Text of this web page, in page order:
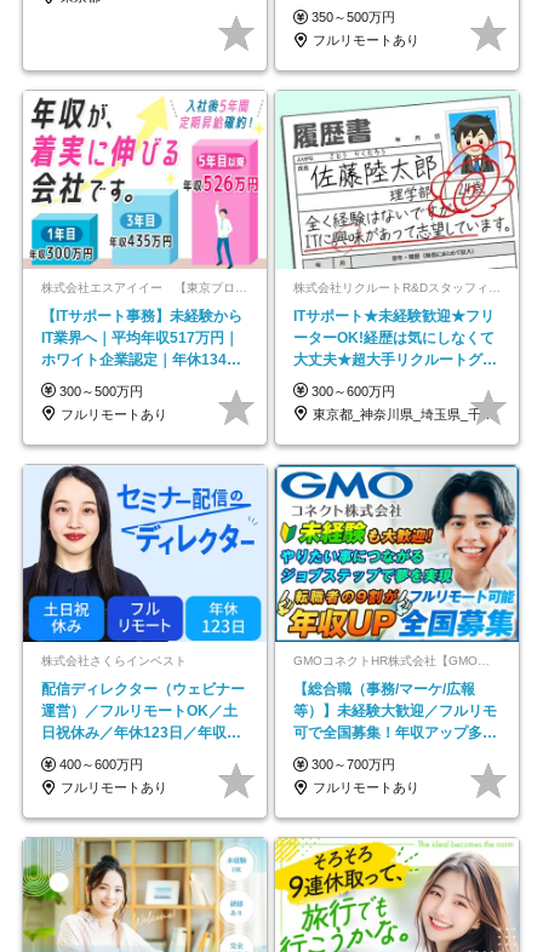
以上
350～500万円
フルリモートあり
【ITサポート事務】未経験から
IT業界へ｜平均年収517万円｜
ホワイト企業認定｜年休134日
｜リモートOK
300～500万円
フルリモートあり
ITサポート★未経験歓迎★フリ
ーターOK!経歴は気にしなくて
大丈夫★超大手リクルートグル
ープの正社員/sg
300～600万円
東京都_神奈川県_埼玉県_千葉県_大阪府…
株式会社さくらインベスト
配信ディレクター（ウェビナー
運営）／フルリモートOK／土
日祝休み／年休123日／年収
600万円可
400～600万円
フルリモートあり
GMOコネクトHR株式会社【GMOインターネットグループ】
【総合職（事務/マーケ/広報
等）】未経験大歓迎／フルリモ
可で全国募集！年収アップ多数
★年休最大130日★
300～700万円
フルリモートあり